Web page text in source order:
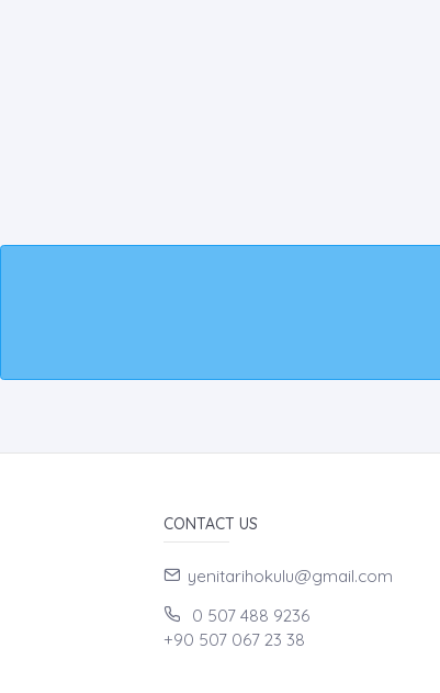
CONTACT US
yenitarihokulu@gmail.com
0 507 488 9236
+90 507 067 23 38